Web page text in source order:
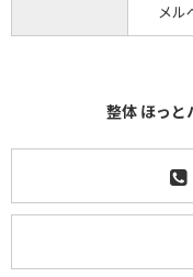
メル
整体 ほっと